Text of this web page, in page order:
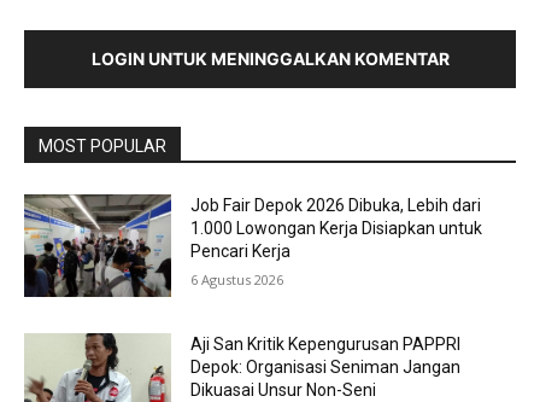
LOGIN UNTUK MENINGGALKAN KOMENTAR
MOST POPULAR
Job Fair Depok 2026 Dibuka, Lebih dari
1.000 Lowongan Kerja Disiapkan untuk
Pencari Kerja
6 Agustus 2026
Aji San Kritik Kepengurusan PAPPRI
Depok: Organisasi Seniman Jangan
Dikuasai Unsur Non-Seni